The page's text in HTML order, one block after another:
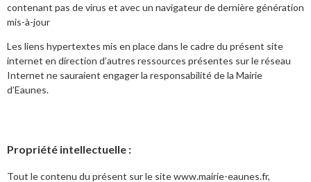
contenant pas de virus et avec un navigateur de dernière génération
mis-à-jour
Les liens hypertextes mis en place dans le cadre du présent site
internet en direction d’autres ressources présentes sur le réseau
Internet ne sauraient engager la responsabilité de la Mairie
d’Eaunes.
Propriété intellectuelle :
Tout le contenu du présent sur le site www.mairie-eaunes.fr,